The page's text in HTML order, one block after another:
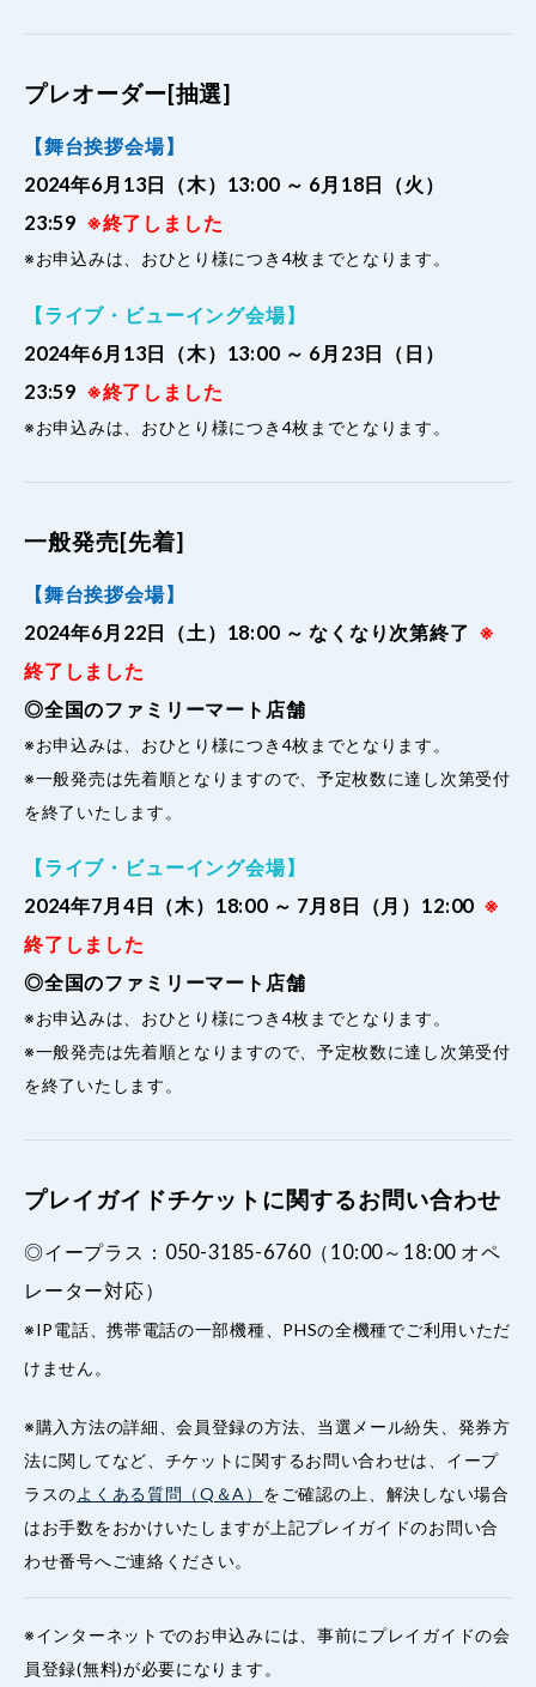
プレオーダー[抽選]
【舞台挨拶会場】
2024年6月13日（木）13:00 ～ 6月18日（火）
23:59 ※終了しました
※お申込みは、おひとり様につき4枚までとなります。
【ライブ・ビューイング会場】
2024年6月13日（木）13:00 ～ 6月23日（日）
23:59 ※終了しました
※お申込みは、おひとり様につき4枚までとなります。
一般発売[先着]
【舞台挨拶会場】
2024年6月22日（土）18:00 ～ なくなり次第終了 ※
終了しました
◎全国のファミリーマート店舗
※お申込みは、おひとり様につき4枚までとなります。
※一般発売は先着順となりますので、予定枚数に達し次第受付
を終了いたします。
【ライブ・ビューイング会場】
2024年7月4日（木）18:00 ～ 7月8日（月）12:00 ※
終了しました
◎全国のファミリーマート店舗
※お申込みは、おひとり様につき4枚までとなります。
※一般発売は先着順となりますので、予定枚数に達し次第受付
を終了いたします。
プレイガイドチケットに関するお問い合わせ
◎イープラス：050-3185-6760（10:00～18:00 オペ
レーター対応）
※IP電話、携帯電話の一部機種、PHSの全機種でご利用いただ
けません。
※購入方法の詳細、会員登録の方法、当選メール紛失、発券方
法に関してなど、チケットに関するお問い合わせは、イープ
ラスのよくある質問（Q＆A） をご確認の上、解決しない場合
はお手数をおかけいたしますが上記プレイガイドのお問い合
わせ番号へご連絡ください。
※インターネットでのお申込みには、事前にプレイガイドの会
員登録(無料)が必要になります。